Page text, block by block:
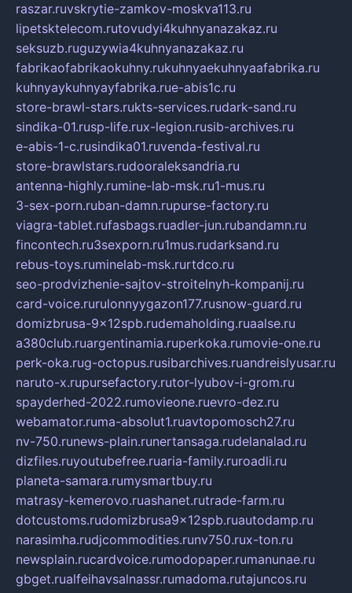
raszar.ruvskrytie-zamkov-moskva113.ru
lipetsktelecom.rutovudyi4kuhnyanazakaz.ru
seksuzb.ruguzywia4kuhnyanazakaz.ru
fabrikaofabrikaokuhny.rukuhnyaekuhnyaafabrika.ru
kuhnyaykuhnyayfabrika.rue-abis1c.ru
store-brawl-stars.rukts-services.rudark-sand.ru
sindika-01.rusp-life.rux-legion.rusib-archives.ru
e-abis-1-c.rusindika01.ruvenda-festival.ru
store-brawlstars.rudooraleksandria.ru
antenna-highly.rumine-lab-msk.ru1-mus.ru
3-sex-porn.ruban-damn.rupurse-factory.ru
viagra-tablet.rufasbags.ruadler-jun.rubandamn.ru
fincontech.ru3sexporn.ru1mus.rudarksand.ru
rebus-toys.ruminelab-msk.rurtdco.ru
seo-prodvizhenie-sajtov-stroitelnyh-kompanij.ru
card-voice.rurulonnyygazon177.rusnow-guard.ru
domizbrusa-9x12spb.rudemaholding.ruaalse.ru
a380club.ruargentinamia.ruperkoka.rumovie-one.ru
perk-oka.rug-octopus.rusibarchives.ruandreislyusar.ru
naruto-x.rupursefactory.rutor-lyubov-i-grom.ru
spayderhed-2022.rumovieone.ruevro-dez.ru
webamator.ruma-absolut1.ruavtopomosch27.ru
nv-750.runews-plain.runertansaga.rudelanalad.ru
dizfiles.ruyoutubefree.ruaria-family.ruroadli.ru
planeta-samara.rumysmartbuy.ru
matrasy-kemerovo.ruashanet.rutrade-farm.ru
dotcustoms.rudomizbrusa9x12spb.ruautodamp.ru
narasimha.rudjcommodities.runv750.rux-ton.ru
newsplain.rucardvoice.rumodopaper.rumanunae.ru
gbget.rualfeihavsalnassr.rumadoma.rutajuncos.ru